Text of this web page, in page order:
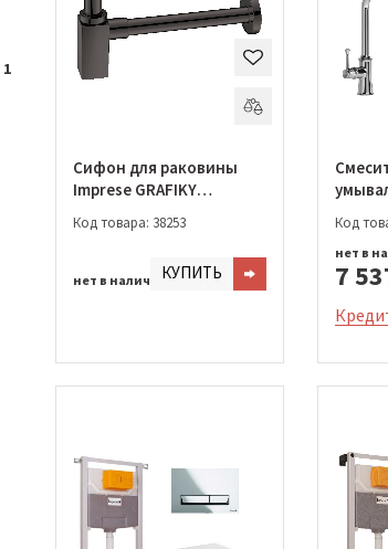
1
Сифон для раковины
Imprese GRAFIKY
Код товара: 38253
нет в наличииКУПИТЬ
Код
7
нет в